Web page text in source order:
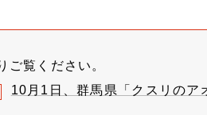
ご覧ください。
10月1日、群馬県「クスリのア